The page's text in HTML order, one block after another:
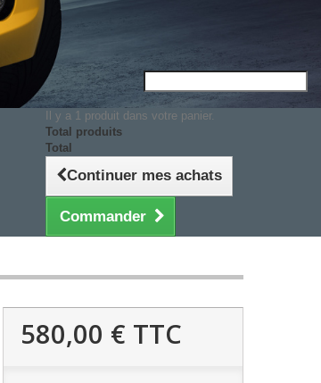
Il y a 1 produit dans votre panier.
Total produits
Total
Continuer mes achats
Commander
580,00 € TTC